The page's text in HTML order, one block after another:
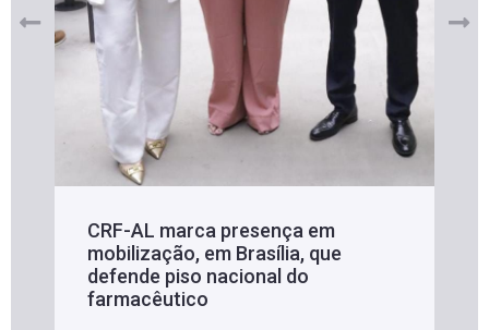
CRF-AL marca presença em
mobilização, em Brasília, que
defende piso nacional do
farmacêutico